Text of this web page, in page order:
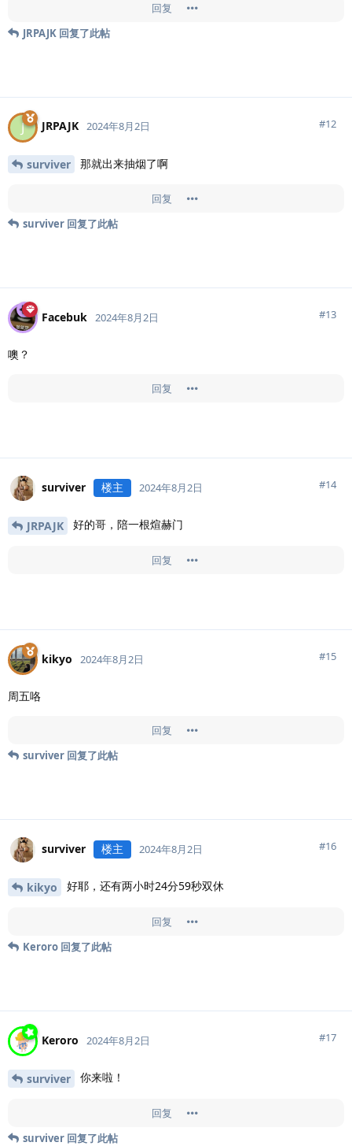
回复
JRPAJK 回复了此帖
J JRPAJK 2024年8月2日 #12
surviver 那就出来抽烟了啊
回复
surviver 回复了此帖
Facebuk 2024年8月2日 #13
噢？
回复
surviver 楼主 2024年8月2日 #14
JRPAJK 好的哥，陪一根煊赫门
回复
kikyo 2024年8月2日 #15
周五咯
回复
surviver 回复了此帖
surviver 楼主 2024年8月2日 #16
kikyo 好耶，还有两小时24分59秒双休
回复
Keroro 回复了此帖
Keroro 2024年8月2日 #17
surviver 你来啦！
回复
surviver 回复了此帖